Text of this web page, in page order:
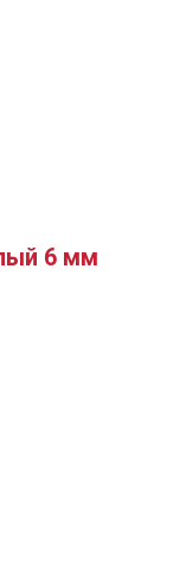
6 мм